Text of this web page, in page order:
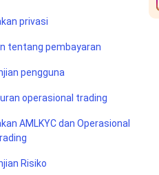
privasi
tentang pembayaran
pengguna
operasional trading
AMLKYC dan Operasional
Risiko